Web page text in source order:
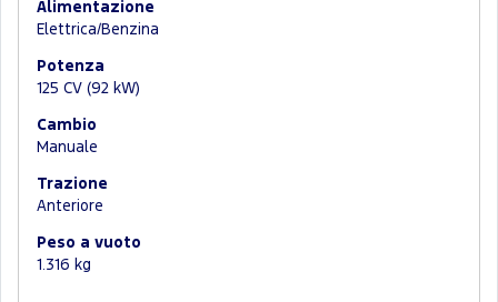
Alimentazione
Elettrica/Benzina
Potenza
125 CV (92 kW)
Cambio
Manuale
Trazione
Anteriore
Peso a vuoto
1.316 kg